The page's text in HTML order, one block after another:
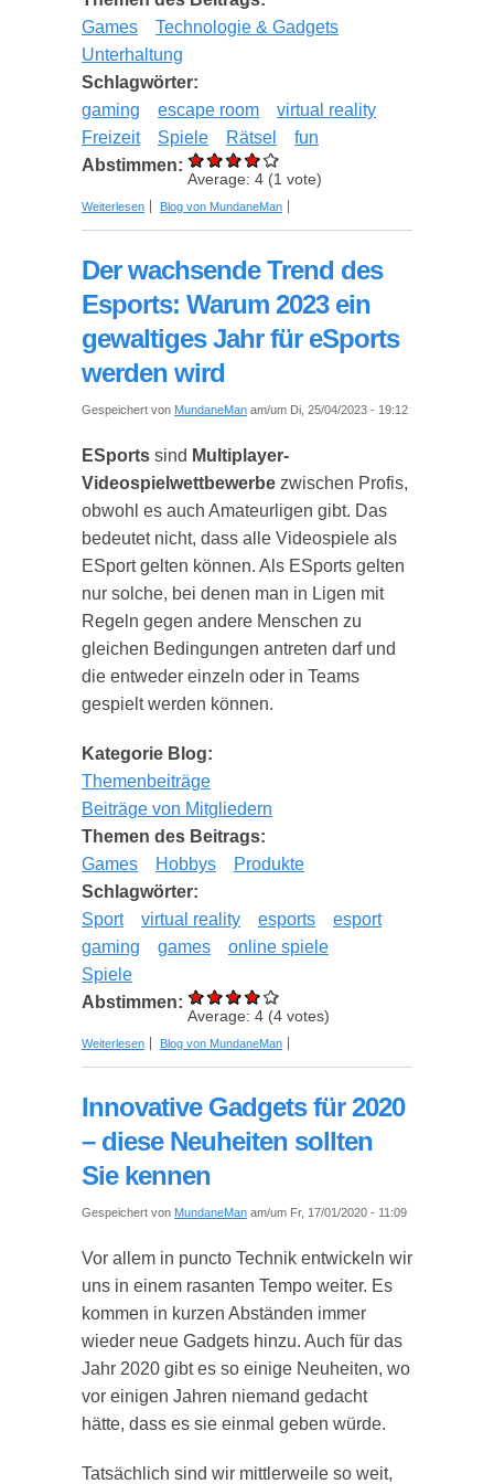
Games
Technologie & Gadgets
Unterhaltung
Schlagwörter:
gaming
escape room
virtual reality
Freizeit
Spiele Rätsel
fun
Abstimmen:
Average: 4 (1 vote)
Weiterlesen über Einführung in die Welt von Escape Virtual
Blog von MundaneMan
Der wachsende Trend des
Esports: Warum 2023 ein
gewaltiges Jahr für eSports
werden wird
Gespeichert von MundaneMan am/um Di, 25/04/2023 - 19:12
ESports sind Multiplayer-
Videospielwettbewerbe zwischen Profis,
obwohl es auch Amateurligen gibt. Das
bedeutet nicht, dass alle Videospiele als
ESport gelten können. Als ESports gelten
nur solche, bei denen man in Ligen mit
Regeln gegen andere Menschen zu
gleichen Bedingungen antreten darf und
die entweder einzeln oder in Teams
gespielt werden können.
Kategorie Blog:
Themenbeiträge
Beiträge von Mitgliedern
Themen des Beitrags:
Games
Hobbys
Produkte
Schlagwörter:
Sport
virtual reality esports
esport
gaming
games
online spiele
Spiele
Abstimmen:
Average: 4 (4 votes)
Weiterlesen über Der wachsende Trend des Esports: Warum
Blog von MundaneMan
Innovative Gadgets für 2020
– diese Neuheiten sollten
Sie kennen
Gespeichert von MundaneMan am/um Fr, 17/01/2020 - 11:09
Vor allem in puncto Technik entwickeln wir
uns in einem rasanten Tempo weiter. Es
kommen in kurzen Abständen immer
wieder neue Gadgets hinzu. Auch für das
Jahr 2020 gibt es so einige Neuheiten, wo
vor einigen Jahren niemand gedacht
hätte, dass es sie einmal geben würde.
Tatsächlich sind wir mittlerweile so weit,